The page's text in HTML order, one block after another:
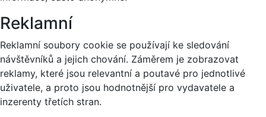
Reklamní
Reklamní soubory cookie se používají ke sledování
návštěvníků a jejich chování. Záměrem je zobrazovat
reklamy, které jsou relevantní a poutavé pro jednotlivé
uživatele, a proto jsou hodnotnější pro vydavatele a
inzerenty třetích stran.